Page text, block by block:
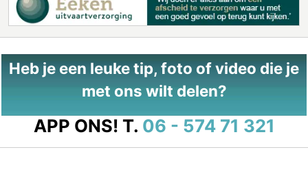
Heb je een leuke tip, foto of video die je
met ons wilt delen?
APP ONS! T. 06 - 574 71 321